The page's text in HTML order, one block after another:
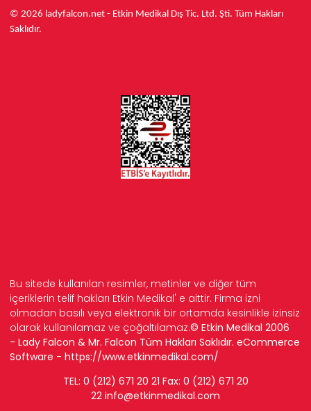
© 2026 ladyfalcon.net - Etkin Medikal Dış Tic. Ltd. Şti. Tüm Hakları
Saklıdır.
Bu sitede kullanılan resimler, metinler ve diğer tüm
içeriklerin telif hakları Etkin Medikal' e aittir. Firma izni
olmadan basılı veya elektronik bir ortamda kesinlikle izinsiz
olarak kullanılamaz ve çoğaltılamaz.© Etkin Medikal 2006
- Lady Falcon & Mr. Falcon Tüm Hakları Saklıdır. eCommerce
Software - https://www.etkinmedikal.com/
TEL: 0 (212) 671 20 21 Fax: 0 (212) 671 20
22 info@etkinmedikal.com